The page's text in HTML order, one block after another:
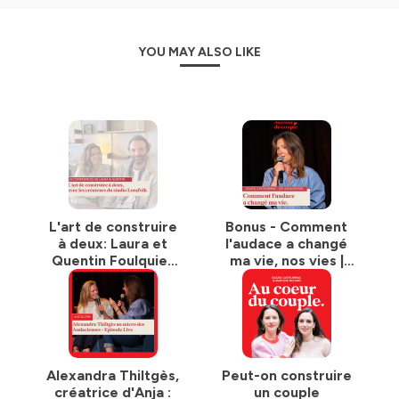
YOU MAY ALSO LIKE
L'art de construire
à deux: Laura et
Quentin Foulquier
Mausse
Bonus - Comment
l'audace a changé
ma vie, nos vies |
Enregistré en live à
la Nouvelle Seine
Alexandra Thiltgès,
créatrice d'Anja :
Peut-on construire
un couple